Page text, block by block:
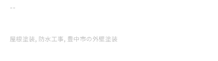
--
屋根塗装 防水工事 豊中市の外壁塗装